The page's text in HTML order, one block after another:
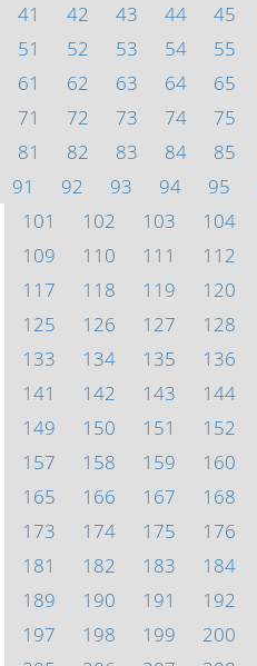
41
42 43 44 45
51
52 53 54 55
61
62 63 64 65
71
72 73 74 75
81
82 83 84 85
91
92 93 94 95
101
102 103 104
109
110 111 112
117
118 119 120
125
126 127 128
133
134 135 136
141
142 143 144
149
150 151 152
157
158 159 160
165
166 167 168
173
174 175 176
181
182 183 184
189
190 191 192
197
198 199 200